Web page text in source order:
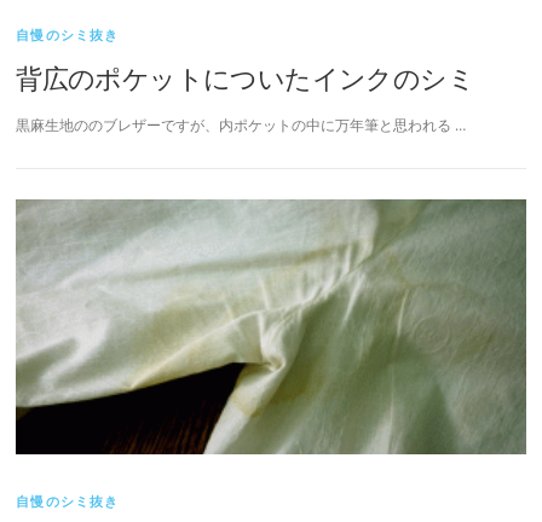
自慢のシミ抜き
背広のポケットについたインクのシミ
黒麻生地ののブレザーですが、内ポケットの中に万年筆と思われる …
自慢のシミ抜き